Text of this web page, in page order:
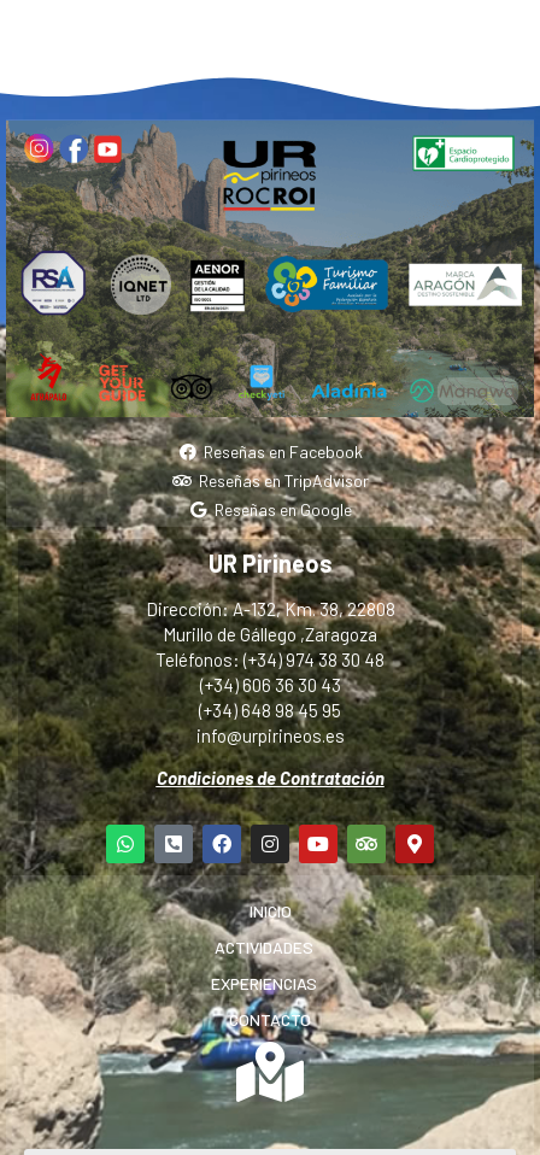
Reseñas en Facebook
Reseñas en TripAdvisor
Reseñas en Google
UR Pirineos
Dirección: A-132, Km. 38, 22808
Murillo de Gállego ,Zaragoza
Teléfonos: (+34) 974 38 30 48
(+34) 606 36 30 43
(+34) 648 98 45 95
info@urpirineos.es
Condiciones de Contratación
INICIO
ACTIVIDADES
EXPERIENCIAS
CONTACTO